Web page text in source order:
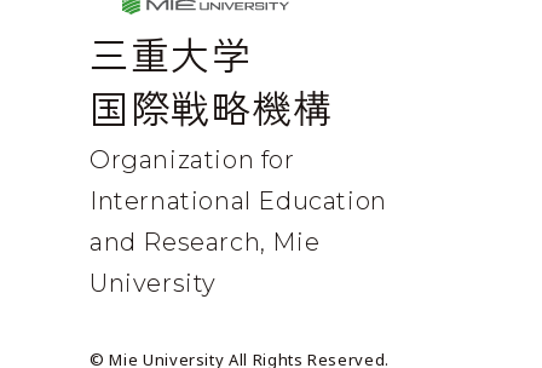
三重大学
国際戦略機構
Organization for
International Education
and Research, Mie
University
© Mie University All Rights Reserved.